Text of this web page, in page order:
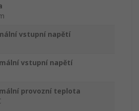
vstupní napětí
vstupní napětí
provozní teplota